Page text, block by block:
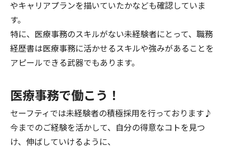
やキャリアプランを描いていたかなども確認していま
す。
特に、医療事務のスキルがない未経験者にとって、職務
経歴書は医療事務に活かせるスキルや強みがあることを
アピールできる武器でもあります。
医療事務で働こう！
セーフティでは未経験者の積極採用を行っております♪
今までのご経験を活かして、自分の得意なコトを見つ
け、伸ばしていけるように、